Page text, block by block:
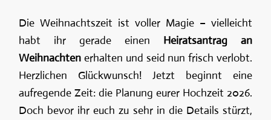
Die Weihnachtszeit ist voller Magie – vielleicht
habt ihr gerade einen Heiratsantrag an
Weihnachten erhalten und seid nun frisch verlobt.
Herzlichen Glückwunsch! Jetzt beginnt eine
aufregende Zeit: die Planung eurer Hochzeit 2026.
Doch bevor ihr euch zu sehr in die Details stürzt,